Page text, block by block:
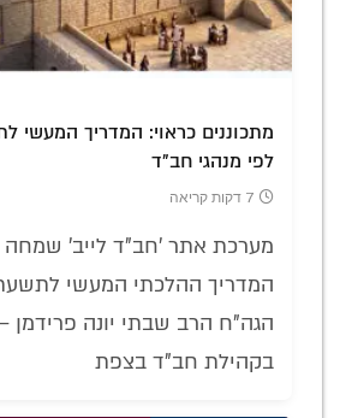
מתכוננים כראוי: המדריך המעשי
לפי מנהגי חב"ד
7 דקות קריאה
מערכת אתר 'חב"ד לייב' שמחה
המדריך ההלכתי המעשי
הגה"ח הרב שבתי יונה פרידמן
בקהילת חב"ד בצפת